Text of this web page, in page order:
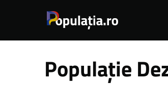
Populație